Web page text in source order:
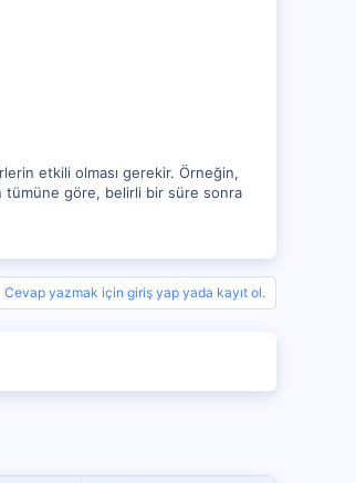
etkili olması gerekir. Örneğin,
tümüne göre, belirli bir süre sonra
Cevap yazmak için giriş yap yada kayıt ol.